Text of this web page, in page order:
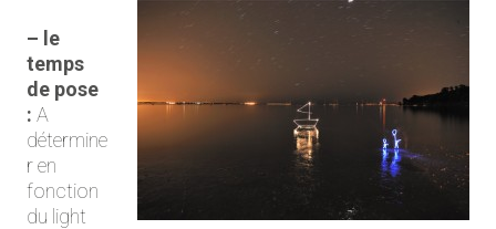
– le
temps
de pose
: A
détermine
r en
fonction
du light